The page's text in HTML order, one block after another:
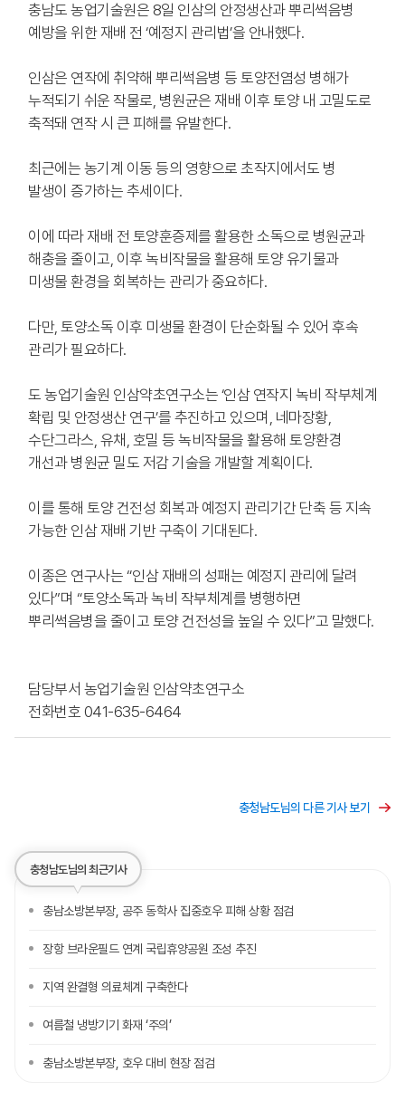
충남도 농업기술원은 8일 인삼의 안정생산과 뿌리썩음병
예방을 위한 재배 전 ‘예정지 관리법’을 안내했다.
인삼은 연작에 취약해 뿌리썩음병 등 토양전염성 병해가
누적되기 쉬운 작물로, 병원균은 재배 이후 토양 내 고밀도로
축적돼 연작 시 큰 피해를 유발한다.
최근에는 농기계 이동 등의 영향으로 초작지에서도 병
발생이 증가하는 추세이다.
이에 따라 재배 전 토양훈증제를 활용한 소독으로 병원균과
해충을 줄이고, 이후 녹비작물을 활용해 토양 유기물과
미생물 환경을 회복하는 관리가 중요하다.
다만, 토양소독 이후 미생물 환경이 단순화될 수 있어 후속
관리가 필요하다.
도 농업기술원 인삼약초연구소는 ‘인삼 연작지 녹비 작부체계
확립 및 안정생산 연구’를 추진하고 있으며, 네마장황,
수단그라스, 유채, 호밀 등 녹비작물을 활용해 토양환경
개선과 병원균 밀도 저감 기술을 개발할 계획이다.
이를 통해 토양 건전성 회복과 예정지 관리기간 단축 등 지속
가능한 인삼 재배 기반 구축이 기대된다.
이종은 연구사는 “인삼 재배의 성패는 예정지 관리에 달려
있다”며 “토양소독과 녹비 작부체계를 병행하면
뿌리썩음병을 줄이고 토양 건전성을 높일 수 있다”고 말했다.
담당부서 농업기술원 인삼약초연구소
전화번호 041-635-6464
충청남도님의 다른 기사 보기
충청남도님의 최근기사
충남소방본부장, 공주 동학사 집중호우 피해 상황 점검
장항 브라운필드 연계 국립휴양공원 조성 추진
지역 완결형 의료체계 구축한다
여름철 냉방기기 화재 ‘주의’
충남소방본부장, 호우 대비 현장 점검